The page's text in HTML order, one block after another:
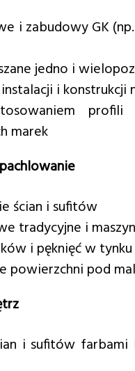
i zabudowy GK
jedno i
i konstrukcji
profili
marek
ścian i sufitów
tradycyjne i
i pęknięć w tynku
powierzchni pod
i sufitów